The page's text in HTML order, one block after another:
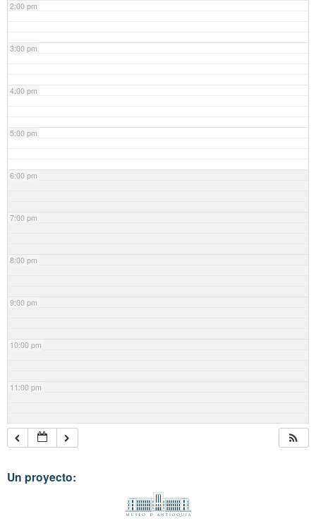
2:00 pm
3:00 pm
4:00 pm
5:00 pm
6:00 pm
7:00 pm
8:00 pm
9:00 pm
10:00 pm
11:00 pm
Un proyecto: